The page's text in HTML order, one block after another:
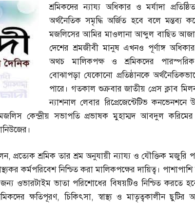
শ্রমিকদের ন্যায্য অধিকার ও মর্যাদা
অর্থনৈতিক সমৃদ্ধি অর্জিত হবে বলে মন্তব্য
মজলিসের আমির মাওলানা আব্দুল বাছিত
দেশের শ্রমজীবী মানুষ এখনও পূর্ণাঙ্গ
অথচ মালিকপক্ষ ও শ্রমিকদের
বোঝাপড়া যেকোনো প্রতিষ্ঠানকে
পারে। গতকাল শুক্রবার জাতীয় প্রেস ক্লাব
ন্যাশনাল লেবার রিপ্রেজেন্টেটিভ কনভেনশনে
কেন্দ্রীয় সভাপতি প্রভাষক মুহাম্মদ আবদুল করিমের
,প্রত্যেক শ্রমিক তার শ্রম অনুযায়ী ন্যায্য ও যৌক্তিক মজুরি
কর্মপরিবেশ নিশ্চিত করা মালিকপক্ষের দায়িত্ব। পাশাপাশি
ওভারটাইম ভাতা পরিশোধের বিষয়টিও নিশ্চিত করতে
ক্ষতিপূরণ,চিকিৎসা,স্বাস্থ্য ও মাতৃত্বকালীন ছুটির